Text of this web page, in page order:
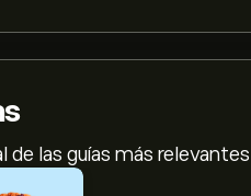
las guías más